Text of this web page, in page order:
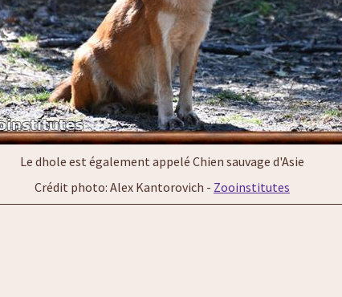
Le dhole est également appelé Chien sauvage d'Asie
Crédit photo: Alex Kantorovich - Zooinstitutes